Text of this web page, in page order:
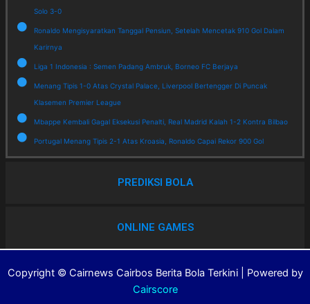
Solo 3-0
Ronaldo Mengisyaratkan Tanggal Pensiun, Setelah Mencetak 910 Gol Dalam
Karirnya
Liga 1 Indonesia : Semen Padang Ambruk, Borneo FC Berjaya
Menang Tipis 1-0 Atas Crystal Palace, Liverpool Bertengger Di Puncak
Klasemen Premier League
Mbappe Kembali Gagal Eksekusi Penalti, Real Madrid Kalah 1-2 Kontra Bilbao
Portugal Menang Tipis 2-1 Atas Kroasia, Ronaldo Capai Rekor 900 Gol
PREDIKSI BOLA
ONLINE GAMES
Copyright © Cairnews Cairbos Berita Bola Terkini | Powered by
Cairscore